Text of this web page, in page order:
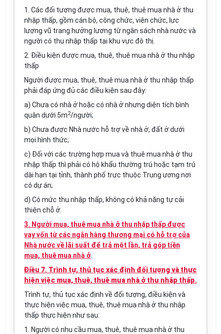
1. Các đối tượng được mua, thuê, thuê mua nhà ở thu
nhập thấp, gồm cán bộ, công chức, viên chức, lực
lượng vũ trang hưởng lương từ ngân sách nhà nước và
người có thu nhập thấp tại khu vực đô thị.
2. Điều kiện được mua, thuê, thuê mua nhà ở thu nhập
thấp
Người được mua, thuê, thuê mua nhà ở thu nhập thấp
phải đáp ứng đủ các điều kiện sau đây:
a) Chưa có nhà ở hoặc có nhà ở nhưng diện tích bình
quân dưới 5m2/người;
b) Chưa được Nhà nước hỗ trợ về nhà ở, đất ở dưới
mọi hình thức;
c) Đối với các trường hợp mua và thuê mua nhà ở thu
nhập thấp thì phải có hộ khẩu thường trú hoặc tạm trú
dài hạn tại tỉnh, thành phố trực thuộc Trung ương nơi
có dự án;
d) Có mức thu nhập thấp, không có khả năng tự cải
thiện chỗ ở.
3. Người mua, thuê mua nhà ở thu nhập thấp được
vay vốn từ các ngân hàng thương mại có hỗ trợ của
Nhà nước về lãi suất để trả một lần, trả góp tiền
mua, thuê mua nhà ở
Điều 7. Trình tự, thủ tục xác định đối tượng và thực
hiện việc mua, thuê, thuê mua nhà ở thu nhập thấp.
Trình tự, thủ tục xác định về đối tượng, điều kiện và
thực hiện việc mua, thuê, thuê mua nhà ở thu nhập
thấp thực hiện như sau:
1. Người có nhu cầu mua, thuê, thuê mua nhà ở thu